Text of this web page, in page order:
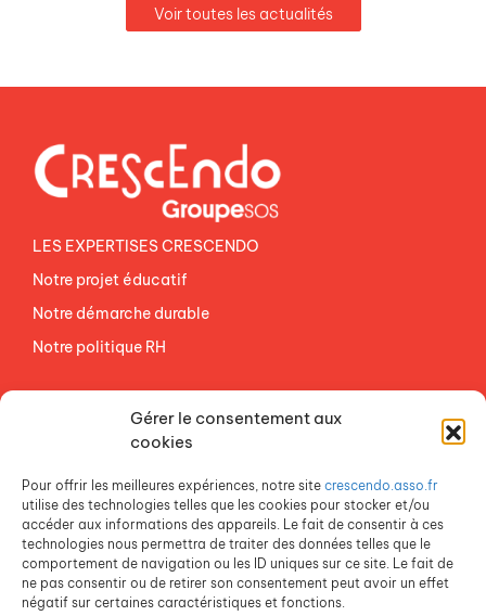
Gérer le consentement aux
cookies
Pour offrir les meilleures expériences, notre site crescendo.asso.fr
utilise des technologies telles que les cookies pour stocker et/ou
accéder aux informations des appareils. Le fait de consentir à ces
technologies nous permettra de traiter des données telles que le
comportement de navigation ou les ID uniques sur ce site. Le fait de
ne pas consentir ou de retirer son consentement peut avoir un effet
négatif sur certaines caractéristiques et fonctions.
Voir toutes les actualités
LES EXPERTISES CRESCENDO
Notre projet éducatif
Notre démarche durable
Notre politique RH
ESPACE PRESSE